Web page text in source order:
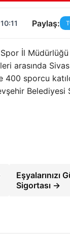
Paylaş:
İl Müdürlüğü
​​arasında
sporcu
Eşyalarınızı
Sigortası →